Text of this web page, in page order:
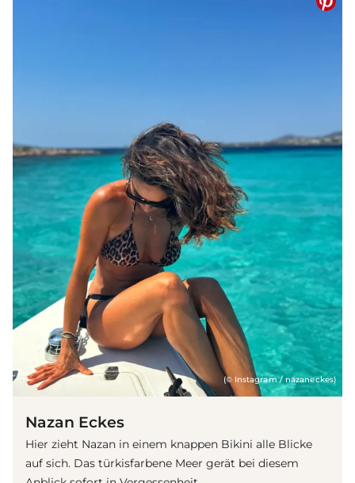
(© Instagram / nazaneckes)
Nazan Eckes
Hier zieht Nazan in einem knappen Bikini alle Blicke
auf sich. Das türkisfarbene Meer gerät bei diesem